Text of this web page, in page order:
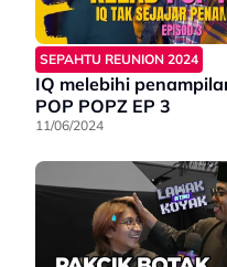
SEPAHTU REUNION 2024
IQ melebihi
POP POPZ EP 3
11/06/2024